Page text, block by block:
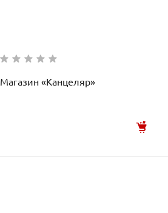
Магазин «Канцеляр»